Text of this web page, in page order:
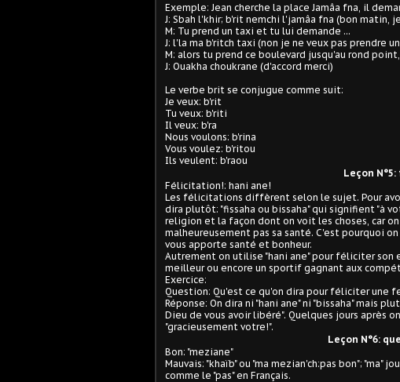
Exemple: Jean cherche la place Jamâa fna, il
J: Sbah l'khir; b'rit nemchi l'jamâa fna (bon matin,
M: Tu prend un taxi et tu lui demande ...
J: l'la ma b'ritch taxi (non je ne veux pas prendre
M: alors tu prend ce boulevard jusqu'au rond
J: Ouakha choukrane (d'accord merci)
Le verbe brit se conjugue comme suit:
Je veux: b'rit
Tu veux: b'riti
Il veux: b'ra
Nous voulons: b'rina
Vous voulez: b'ritou
Ils veulent: b'raou
Leçon
Félicitation!: hani ane!
Les félicitations diffèrent selon le sujet. Pour
dira plutôt: "fissaha ou bissaha" qui signifient "à
religion et la façon dont on voit les choses, car
malheureusement pas sa santé. C'est pourquoi
vous apporte santé et bonheur.
Autrement on utilise "hani ane" pour féliciter son
meilleur ou encore un sportif gagnant aux
Exercice:
Question: Qu'est ce qu'on dira pour féliciter une
Réponse: On dira ni "hani ane" ni "bissaha" mais
Dieu de vous avoir libéré". Quelques jours après
"gracieusement votre!".
Leçon N°6:
Bon: "meziane"
Mauvais: "khaïb" ou "ma mezian'ch:pas bon";
comme le "pas" en Français.